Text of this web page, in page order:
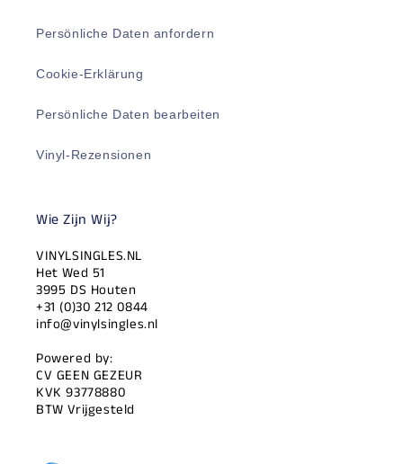
Persönliche Daten anfordern
Cookie-Erklärung
Persönliche Daten bearbeiten
Vinyl-Rezensionen
Wie Zijn Wij?
VINYLSINGLES.NL
Het Wed 51
3995 DS Houten
+31 (0)30 212 0844
info@vinylsingles.nl
Powered by:
CV GEEN GEZEUR
KVK 93778880
BTW Vrijgesteld